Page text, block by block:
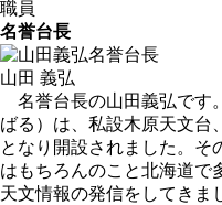
職員
名誉台長
山田 義弘
名誉台長の山田義弘です
ばる）は、私設木原天文台
となり開設されました。そ
はもちろんのこと北海道で
天文情報の発信をしてきま